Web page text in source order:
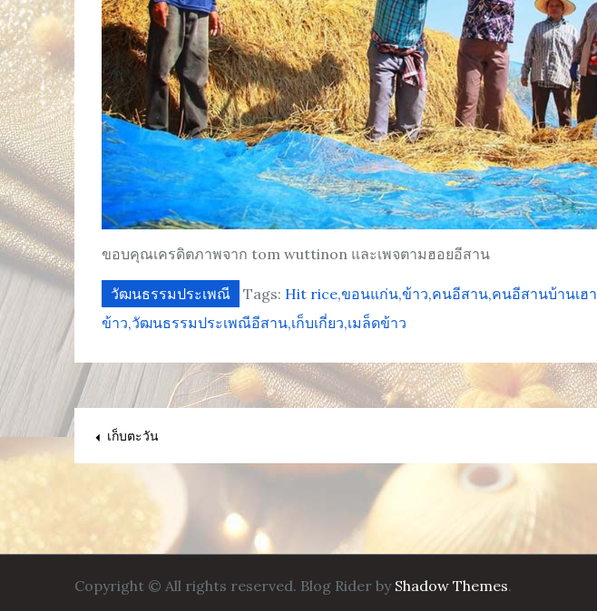
ขอบคุณเครดิตภาพจาก tom wuttinon และเพจตามฮอยอีสาน
วัฒนธรรมประเพณี Tags: Hit rice ขอนแก่น ข้าว คนอีสาน คนอีสานบ้านเฮา
ข้าว วัฒนธรรมประเพณีอีสาน เก็บเกี่ยว เมล็ดข้าว
เมนู
นำทาง
เรื่อง
เก็บตะวัน
Copyright © All rights reserved. Blog Rider by Shadow Themes.